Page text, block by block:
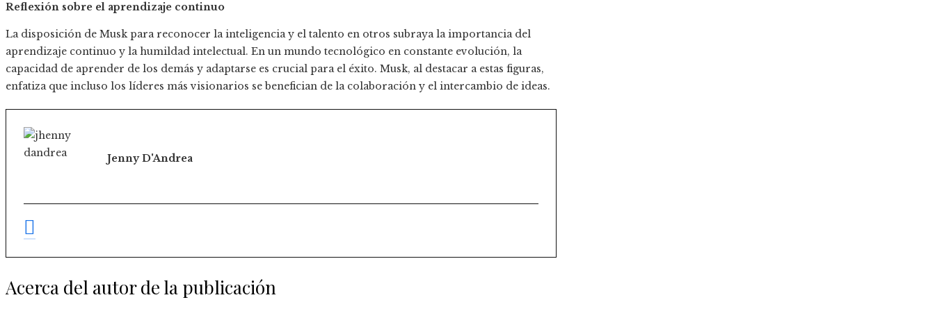
Reflexión sobre el aprendizaje continuo
La disposición de Musk para reconocer la inteligencia y el talento en otros subraya la importancia del
aprendizaje continuo y la humildad intelectual. En un mundo tecnológico en constante evolución, la
capacidad de aprender de los demás y adaptarse es crucial para el éxito. Musk, al destacar a estas figuras,
enfatiza que incluso los líderes más visionarios se benefician de la colaboración y el intercambio de ideas.
Jenny D'Andrea
Acerca del autor de la publicación